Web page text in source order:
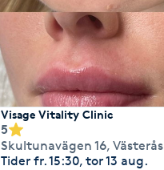
Visage Vitality Clinic
5
Skultunavägen 16, Västerås
Tider fr. 15:30, tor 13 aug.